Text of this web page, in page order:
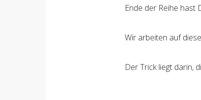
Ende der Reihe hast
Wir arbeiten auf
Der Trick liegt darin,